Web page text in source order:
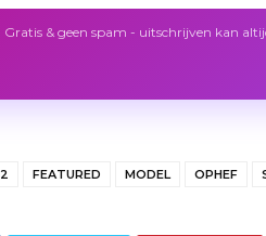
Gratis & geen spam - uitschrijven kan
FEATURED MODEL OPHEF